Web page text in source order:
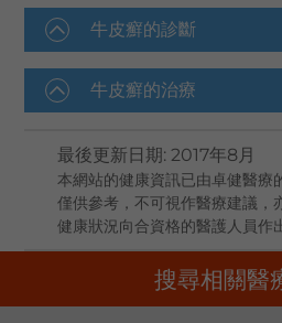
牛皮癬的診斷
牛皮癬的治療
最後更新日期: 2017年8月
本網站的健康資訊已由卓健醫療
僅供參考，不可視作醫療建議，
健康狀況向合資格的醫護人員作
搜尋相關醫